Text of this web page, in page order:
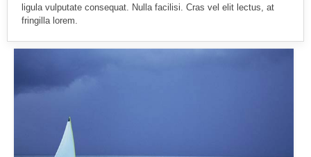
ligula vulputate consequat. Nulla facilisi. Cras vel elit lectus, at
fringilla lorem.